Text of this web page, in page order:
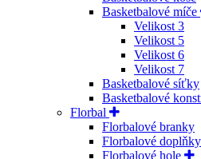
Basketbalové míče
Velikost 3
Velikost 5
Velikost 6
Velikost 7
Basketbalové síťky
Basketbalové
Florbal
Florbalové branky
Florbalové doplňky
Florbalové hole